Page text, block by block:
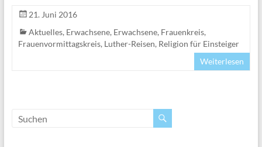
21. Juni 2016
Aktuelles, Erwachsene, Erwachsene, Frauenkreis,
Frauenvormittagskreis, Luther-Reisen, Religion für Einsteiger
Weiterlesen